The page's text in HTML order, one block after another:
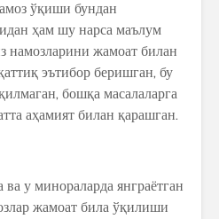
ўқиши бундан
ҳам шу нарса маълум
намозларини жамоат билан
эътибор беришган, бу
бошқа масалаларга
аҳамият билан қарашган.
у минораларда янграётган
жамоат била ўқилиши